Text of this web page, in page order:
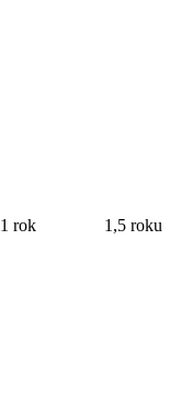
1 rok 1,5 roku